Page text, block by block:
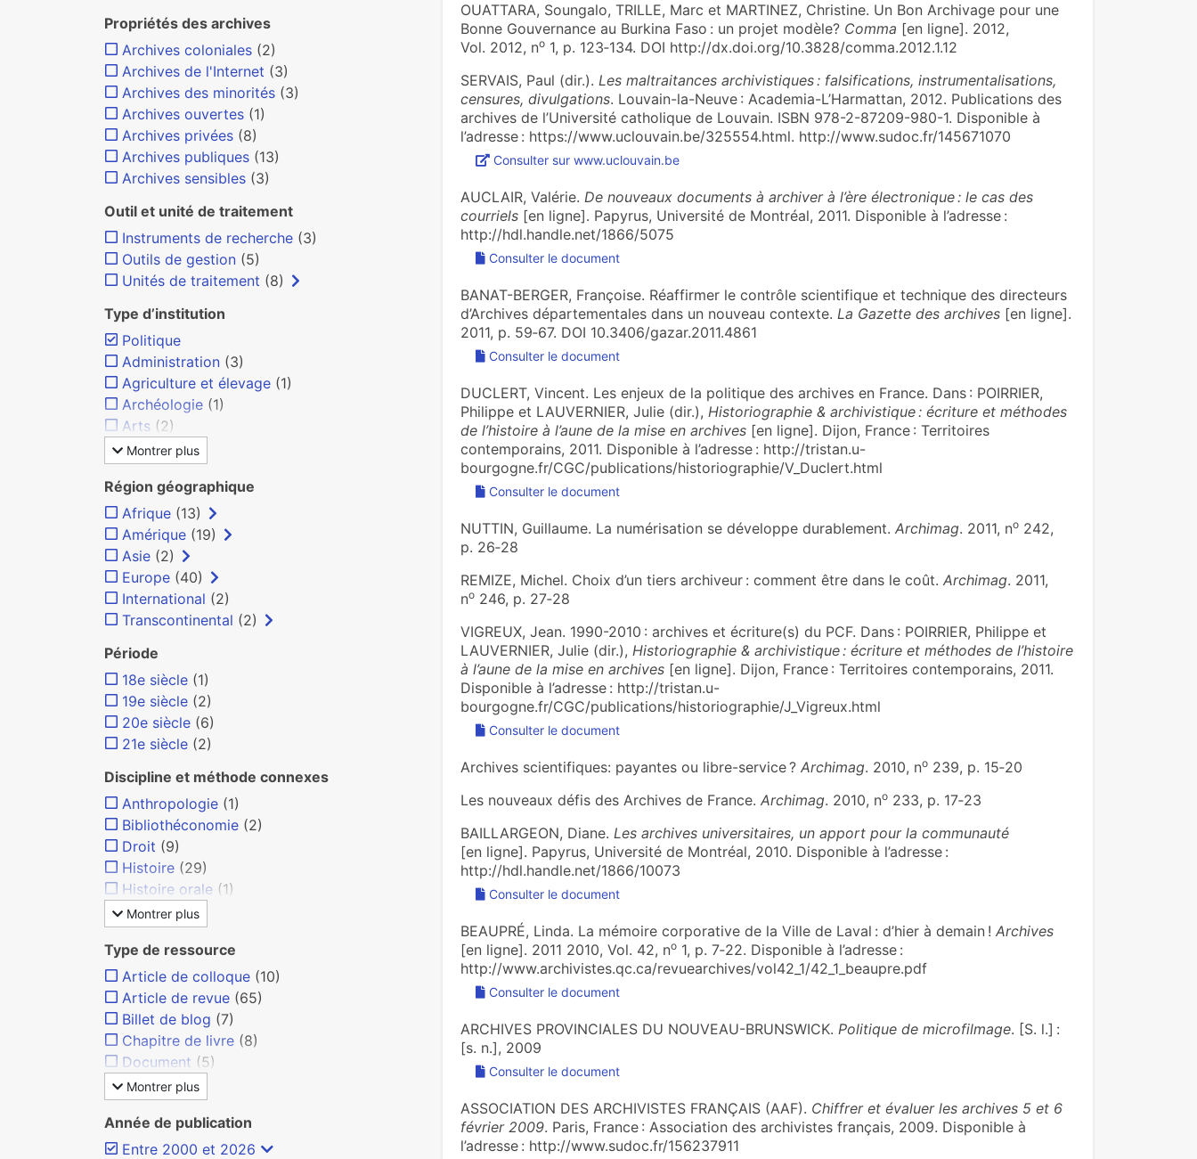
OUATTARA, Soungalo, TRILLE, Marc et MARTINEZ, Christine. Un Bon Archivage pour une
Bonne Gouvernance au Burkina Faso : un projet modèle? Comma [en ligne]. 2012,
Vol. 2012, no1, p. 123‑134. DOI http://dx.doi.org/10.3828/comma.2012.1.12
SERVAIS, Paul (dir.). Les maltraitances archivistiques : falsifications, instrumentalisations,
censures, divulgations. Louvain-la-Neuve : Academia-L’Harmattan, 2012. Publications des
archives de l’Université catholique de Louvain. ISBN 978-2-87209-980-1. Disponible à
l’adresse : https://www.uclouvain.be/325554.html. http://www.sudoc.fr/145671070
Consulter sur www.uclouvain.be
AUCLAIR, Valérie. De nouveaux documents à archiver à l’ère électronique : le cas des
courriels[en ligne]. Papyrus, Université de Montréal, 2011. Disponible à l’adresse :
http://hdl.handle.net/1866/5075
Consulter le document
BANAT-BERGER, Françoise. Réaffirmer le contrôle scientifique et technique des directeurs
d’Archives départementales dans un nouveau contexte. La Gazette des archives[en ligne].
2011, p. 59‑67. DOI 10.3406/gazar.2011.4861
Consulter le document
DUCLERT, Vincent. Les enjeux de la politique des archives en France. Dans : POIRRIER,
Philippe et LAUVERNIER, Julie (dir.), Historiographie & archivistique : écriture et méthodes
de l’histoire à l’aune de la mise en archives[en ligne]. Dijon, France : Territoires
contemporains, 2011. Disponible à l’adresse : http://tristan.u-
bourgogne.fr/CGC/publications/historiographie/V_Duclert.html
Consulter le document
NUTTIN, Guillaume. La numérisation se développe durablement. Archimag. 2011, no242,
p. 26‑28
REMIZE, Michel. Choix d’un tiers archiveur : comment être dans le coût. Archimag. 2011,
no246, p. 27‑28
VIGREUX, Jean. 1990-2010 : archives et écriture(s) du PCF. Dans : POIRRIER, Philippe et
LAUVERNIER, Julie (dir.), Historiographie & archivistique : écriture et méthodes de l’histoire
à l’aune de la mise en archives[en ligne]. Dijon, France : Territoires contemporains, 2011.
Disponible à l’adresse : http://tristan.u-
bourgogne.fr/CGC/publications/historiographie/J_Vigreux.html
Consulter le document
Archives scientifiques: payantes ou libre-service ? Archimag. 2010, no239, p. 15‑20
Les nouveaux défis des Archives de France. Archimag. 2010, no233, p. 17‑23
BAILLARGEON, Diane. Les archives universitaires, un apport pour la communauté
[en ligne]. Papyrus, Université de Montréal, 2010. Disponible à l’adresse :
http://hdl.handle.net/1866/10073
Consulter le document
BEAUPRÉ, Linda. La mémoire corporative de la Ville de Laval : d’hier à demain ! Archives
[en ligne]. 2011 2010, Vol. 42, no1, p. 7‑22. Disponible à l’adresse :
http://www.archivistes.qc.ca/revuearchives/vol42_1/42_1_beaupre.pdf
Consulter le document
ARCHIVES PROVINCIALES DU NOUVEAU-BRUNSWICK. Politique de microfilmage. [S. l.] :
[s. n.], 2009
Consulter le document
ASSOCIATION DES ARCHIVISTES FRANÇAIS (AAF). Chiffrer et évaluer les archives 5 et 6
février 2009. Paris, France : Association des archivistes français, 2009. Disponible à
l’adresse : http://www.sudoc.fr/156237911
Propriétés des archives
Archives coloniales (2)
Archives de l'Internet (3)
Archives des minorités (3)
Archives ouvertes (1)
Archives privées (8)
Archives publiques (13)
Archives sensibles (3)
Outil et unité de traitement
Instruments de recherche (3)
Outils de gestion (5)
Unités de traitement (8)
Type d’institution
Politique
Administration (3)
Agriculture et élevage (1)
Archéologie (1)
Arts (2)
Montrer plus
Région géographique
Afrique (13)
Amérique (19)
Asie (2)
Europe (40)
International (2)
Transcontinental (2)
Période
18e siècle (1)
19e siècle (2)
20e siècle (6)
21e siècle (2)
Discipline et méthode connexes
Anthropologie (1)
Bibliothéconomie (2)
Droit (9)
Histoire (29)
Histoire orale (1)
Montrer plus
Type de ressource
Article de colloque (10)
Article de revue (65)
Billet de blog (7)
Chapitre de livre (8)
Document (5)
Montrer plus
Année de publication
Entre 2000 et 2026